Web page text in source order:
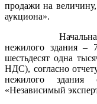
продажи на
аукциона».
нежилого здания –
шестьдесят одна
НДС), согласно
нежилого
«Независимый